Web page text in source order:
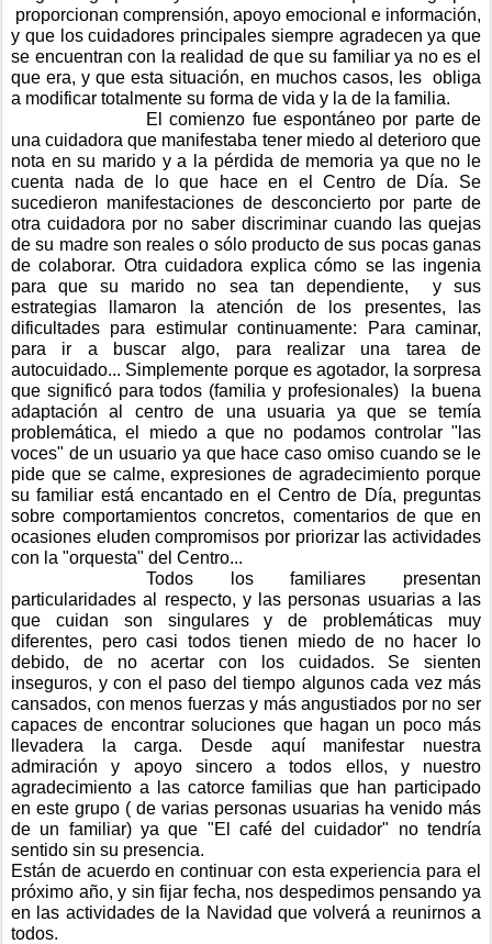
proporcionan comprensión, apoyo emocional e información,
y que los cuidadores principales siempre agradecen ya que
se encuentran con la realidad de que su familiar ya no es el
que era, y que esta situación, en muchos casos, les obliga
a modificar totalmente su forma de vida y la de la familia.
El comienzo fue espontáneo por parte de
una cuidadora que manifestaba tener miedo al deterioro que
nota en su marido y a la pérdida de memoria ya que no le
cuenta nada de lo que hace en el Centro de Día. Se
sucedieron manifestaciones de desconcierto por parte de
otra cuidadora por no saber discriminar cuando las quejas
de su madre son reales o sólo producto de sus pocas ganas
de colaborar. Otra cuidadora explica cómo se las ingenia
para que su marido no sea tan dependiente, y sus
estrategias llamaron la atención de los presentes, las
dificultades para estimular continuamente: Para caminar,
para ir a buscar algo, para realizar una tarea de
autocuidado... Simplemente porque es agotador, la sorpresa
que significó para todos (familia y profesionales) la buena
adaptación al centro de una usuaria ya que se temía
problemática, el miedo a que no podamos controlar "las
voces" de un usuario ya que hace caso omiso cuando se le
pide que se calme, expresiones de agradecimiento porque
su familiar está encantado en el Centro de Día, preguntas
sobre comportamientos concretos, comentarios de que en
ocasiones eluden compromisos por priorizar las actividades
con la "orquesta" del Centro...
Todos los familiares presentan
particularidades al respecto, y las personas usuarias a las
que cuidan son singulares y de problemáticas muy
diferentes, pero casi todos tienen miedo de no hacer lo
debido, de no acertar con los cuidados. Se sienten
inseguros, y con el paso del tiempo algunos cada vez más
cansados, con menos fuerzas y más angustiados por no ser
capaces de encontrar soluciones que hagan un poco más
llevadera la carga. Desde aquí manifestar nuestra
admiración y apoyo sincero a todos ellos, y nuestro
agradecimiento a las catorce familias que han participado
en este grupo ( de varias personas usuarias ha venido más
de un familiar) ya que "El café del cuidador" no tendría
sentido sin su presencia.
Están de acuerdo en continuar con esta experiencia para el
próximo año, y sin fijar fecha, nos despedimos pensando ya
en las actividades de la Navidad que volverá a reunirnos a
todos.